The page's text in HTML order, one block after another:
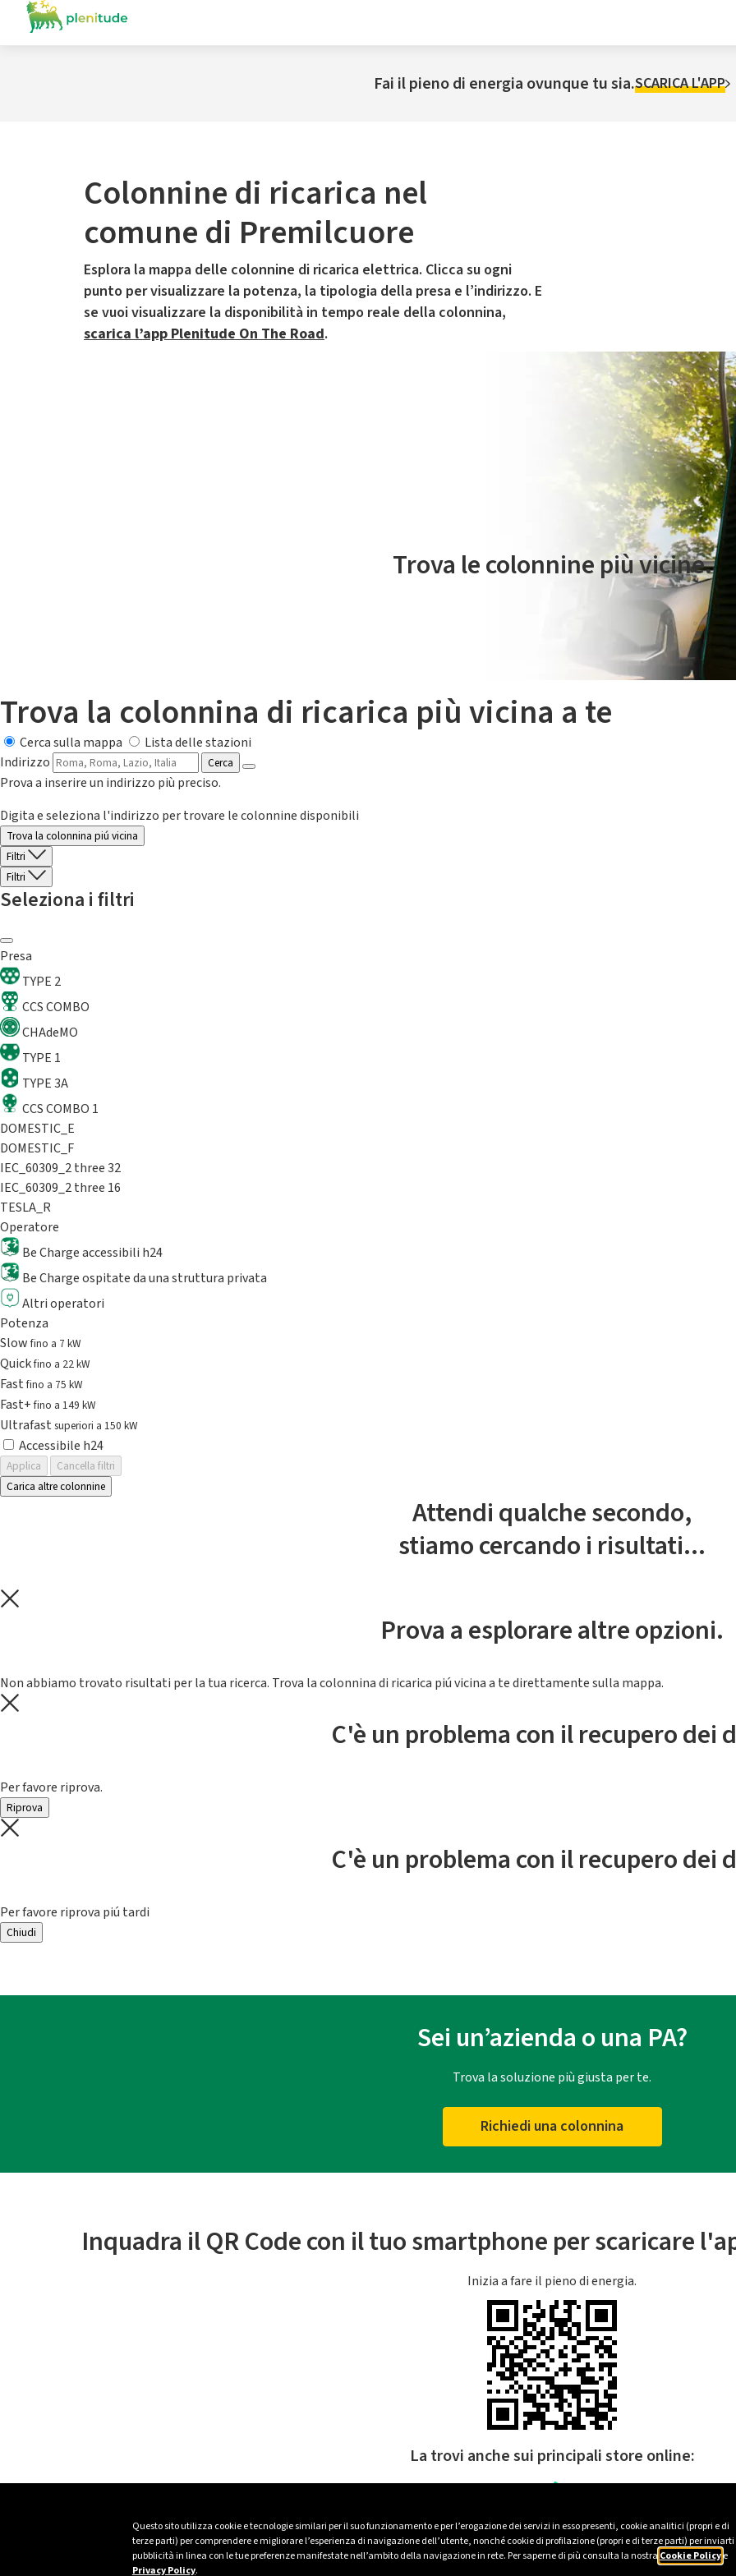
Questo sito utilizza cookie e tecnologie similari per il suo funzionamento e per l’erogazione dei servizi in esso presenti, cookie analitici (propri e di
terze parti) per comprendere e migliorare l’esperienza di navigazione dell’utente, nonché cookie di profilazione (propri e di terze parti) per inviarti
pubblicità in linea con le tue preferenze manifestate nell’ambito della navigazione in rete. Per saperne di più consulta la nostra Cookie Policye
Privacy Policy.
Fai il pieno di energia ovunque tu sia.SCARICA L'APP
Colonnine di ricarica nel
comune di Premilcuore
Esplora la mappa delle colonnine di ricarica elettrica. Clicca su ogni
punto per visualizzare la potenza, la tipologia della presa e l’indirizzo. E
se vuoi visualizzare la disponibilità in tempo reale della colonnina,
scarica l’app Plenitude On The Road.
Il servizio di mobilità elettrica è gestito da Plenitude On The Road
Trova le colonnine più vicine.
Trova la colonnina di ricarica più vicina a te
Cerca sulla mappa
Lista delle stazioni
Indirizzo
Cerca
Prova a inserire un indirizzo più preciso.
Digita e seleziona l'indirizzo per trovare le colonnine disponibili
Trova la colonnina piú vicina
Filtri
Filtri
Seleziona i filtri
Presa
TYPE 2
CCS COMBO
CHAdeMO
TYPE 1
TYPE 3A
CCS COMBO 1
DOMESTIC_E
DOMESTIC_F
IEC_60309_2 three 32
IEC_60309_2 three 16
TESLA_R
Operatore
Be Charge accessibili h24
Be Charge ospitate da una struttura privata
Altri operatori
Potenza
Slowfino a 7 kW
Quickfino a 22 kW
Fastfino a 75 kW
Fast+fino a 149 kW
Ultrafast superiori a 150 kW
Accessibile h24
Applica
Cancella filtri
Carica altre colonnine
Attendi qualche secondo,
stiamo cercando i risultati...
Prova a esplorare altre opzioni.
Non abbiamo trovato risultati per la tua ricerca. Trova la colonnina di ricarica piú vicina a te direttamente sulla mappa.
C'è un problema con il recupero dei
Per favore riprova.
Riprova
C'è un problema con il recupero dei
Per favore riprova piú tardi
Chiudi
Sei un’azienda o una PA?
Trova la soluzione più giusta per te.
Richiedi una colonnina
Inquadra il QR Code con il tuo smartphone per scaricare
Inizia a fare il pieno di energia.
La trovi anche sui principali store online: